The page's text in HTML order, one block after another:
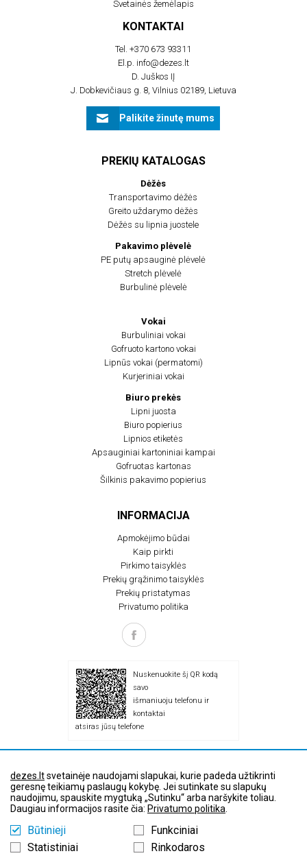
Svetainės žemėlapis
KONTAKTAI
Tel.+370 673 93311
El.p. info@dezes.lt
D. Juškos IĮ
J. Dobkevičiaus g. 8, Vilnius 02189, Lietuva
Palikite žinutę mums
PREKIŲ KATALOGAS
Dėžės
Transportavimo dėžės
Greito uždarymo dėžės
Dėžės su lipnia juostele
Pakavimo plėvelė
PE putų apsauginė plėvelė
Stretch plėvelė
Burbulinė plėvelė
Vokai
Burbuliniai vokai
Gofruoto kartono vokai
Lipnūs vokai (permatomi)
Kurjeriniai vokai
Biuro prekės
Lipni juosta
Biuro popierius
Lipnios etiketės
Apsauginiai kartoniniai kampai
Gofruotas kartonas
Šilkinis pakavimo popierius
INFORMACIJA
Apmokėjimo būdai
Kaip pirkti
Pirkimo taisyklės
Prekių grąžinimo taisyklės
Prekių pristatymas
Privatumo politika
Nuskenuokite šį QR kodą
savo
išmaniuoju telefonu ir
kontaktai
atsiras jūsų telefone
© Visos teisės saugomos dėžės.lt
Svetainės dizainas ir kūrimas
dezes.ltsvetainėje naudojami slapukai, kurie padeda užtikrinti
geresnę teikiamų paslaugų kokybę. Jei sutinkate su slapukų
naudojimu, spauskite mygtuką „Sutinku“ arba naršykite toliau.
Daugiau informacijos rasite čia: Privatumo politika
Būtinieji
Funkciniai
Statistiniai
Rinkodaros